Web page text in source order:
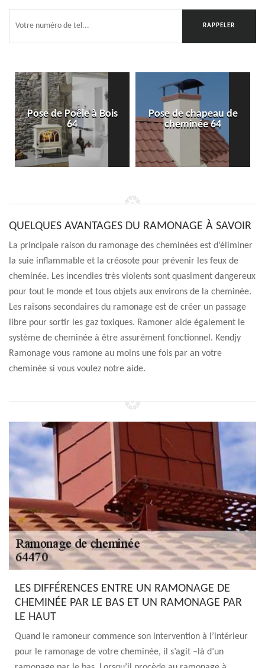
Pose de Poêle à Bois
64
Pose de chapeau de
cheminée 64
QUELQUES AVANTAGES DU RAMONAGE À SAVOIR
La principale raison du ramonage des cheminées est d’éliminer
la suie inflammable et la créosote pour prévenir les feux de
cheminée. Les incendies très violents sont quasiment dangereux
pour tout le monde et tous objets aux environs de la cheminée.
Les raisons secondaires du ramonage est de créer un passage
libre pour sortir les gaz toxiques. Ramoner aide également le
système de cheminée à être assurément fonctionnel. Kendjy
Ramonage vous ramone au moins une fois par an votre
cheminée si vous voulez notre aide.
LES DIFFÉRENCES ENTRE UN RAMONAGE DE
CHEMINÉE PAR LE BAS ET UN RAMONAGE PAR
LE HAUT
Quand le ramoneur commence son intervention à l’intérieur
pour le ramonage de votre cheminée, il s’agit –là d’un